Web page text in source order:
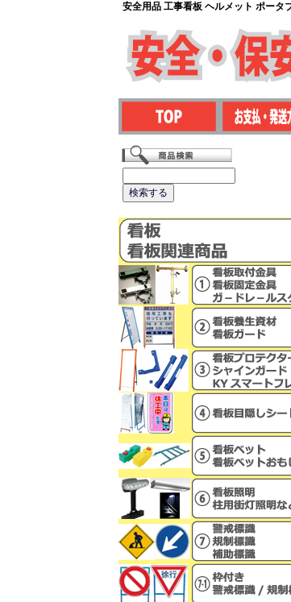
安全用品 工事看板 ヘルメット ポータ